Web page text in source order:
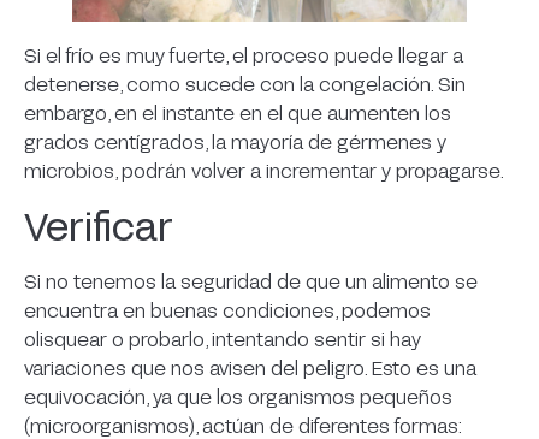
Si el frío es muy fuerte, el proceso puede llegar a
detenerse, como sucede con la congelación. Sin
embargo, en el instante en el que aumenten los
grados centígrados, la mayoría de gérmenes y
microbios, podrán volver a incrementar y propagarse.
Verificar
Si no tenemos la seguridad de que un alimento se
encuentra en buenas condiciones, podemos
olisquear o probarlo, intentando sentir si hay
variaciones que nos avisen del peligro. Esto es una
equivocación, ya que los organismos pequeños
(microorganismos), actúan de diferentes formas: